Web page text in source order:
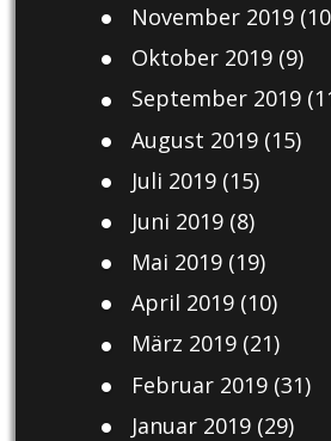
November 2019
Oktober 2019(9)
September 2019
August 2019(15)
Juli 2019(15)
Juni 2019(8)
Mai 2019(19)
April 2019(10)
März 2019(21)
Februar 2019(31)
Januar 2019(29)